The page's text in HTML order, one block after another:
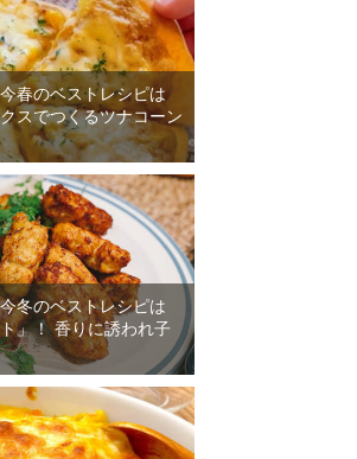
春のベストレシピは
スでつくるツナコーン
冬のベストレシピは
」！ 香りに誘われ子